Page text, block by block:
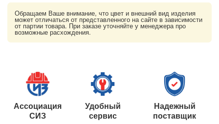
Обращаем Ваше внимание, что цвет и внешний вид изделия
может отличаться от представленного на сайте в зависимости
от партии товара. При заказе уточняйте у менеджера про
возможные расхождения.
Ассоциация
СИЗ
Удобный
сервис
Надежный
поставщик